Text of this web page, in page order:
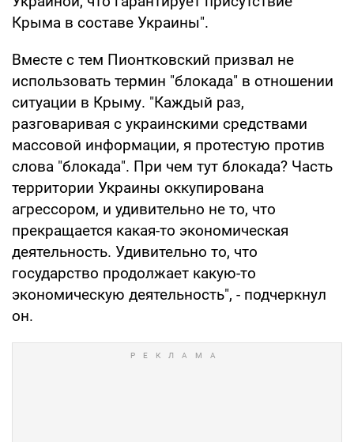
Крыма в составе Украины".
Вместе с тем Пионтковский призвал не
использовать термин "блокада" в отношении
ситуации в Крыму. "Каждый раз,
разговаривая с украинскими средствами
массовой информации, я протестую против
слова "блокада". При чем тут блокада? Часть
территории Украины оккупирована
агрессором, и удивительно не то, что
прекращается какая-то экономическая
деятельность. Удивительно то, что
государство продолжает какую-то
экономическую деятельность", - подчеркнул
он.